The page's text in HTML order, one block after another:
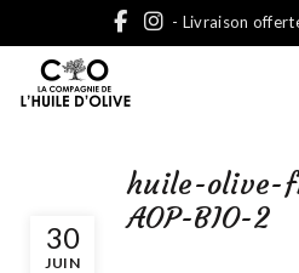
- Livraison
30
JUIN
huile-olive-
AOP-BIO-2